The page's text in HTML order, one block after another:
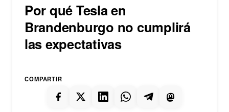
Por qué Tesla en
Brandenburgo no cumplirá
las expectativas
COMPARTIR